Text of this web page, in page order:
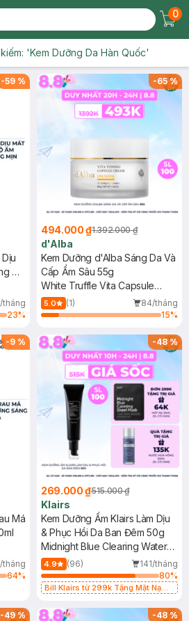
0
'Kem Dưỡng Da Hàn Quốc'
-59 %
Da
tháng
23%
-65%
494.000 ₫1.392.000 ₫
d'Alba
Kem Dưỡng d'Alba Sáng Da Và
Cấp Ẩm Sâu 55g
White Truffle Vita Capsule
Cream
5.0 (1)
84/tháng
15%
-9 %
Má
tháng
64%
-48%
269.000 ₫515.000 ₫
Klairs
Kem Dưỡng Ẩm Klairs Làm Dịu
& Phục Hồi Da Ban Đêm 50g
Midnight Blue Clearing Water
Cream
4.9 (96)
141/tháng
80%
Bill Klairs từ 299k Tặng Mặt Nạ
25ml (SL Có Hạn)
-49% -48%